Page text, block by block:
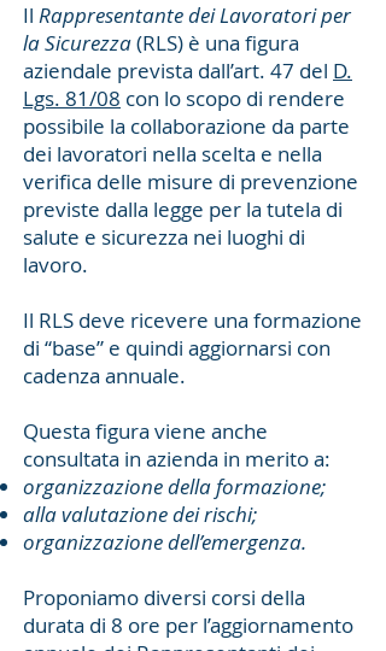
Il Rappresentante dei Lavoratori per
la Sicurezza(RLS) è una figura
aziendale prevista dall’art. 47 del D.
Lgs. 81/08 con lo scopo di rendere
possibile la collaborazione da parte
dei lavoratori nella scelta e nella
verifica delle misure di prevenzione
previste dalla legge per la tutela di
salute e sicurezza nei luoghi di
lavoro.
Il RLS deve ricevere una formazione
di “base” e quindi aggiornarsi con
cadenza annuale.
Questa figura viene anche
consultata in azienda in merito a:
organizzazione della formazione;
alla valutazione dei rischi;
organizzazione dell’emergenza.
Proponiamo diversi corsi della
durata di 8 ore per l’aggiornamento